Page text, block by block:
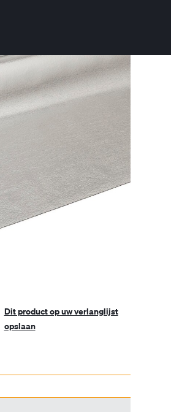
Dit product op uw verlanglijst
opslaan